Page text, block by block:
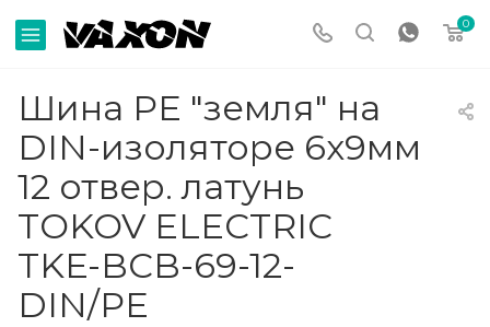
0
Шина PE "земля" на
DIN-изоляторе 6х9мм
12 отвер. латунь
TOKOV ELECTRIC
TKE-BCB-69-12-
DIN/PE